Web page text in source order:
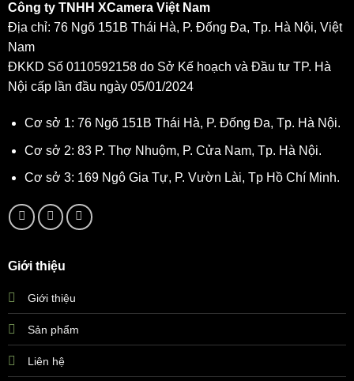
Công ty TNHH XCamera Việt Nam
Địa chỉ: 76 Ngõ 151B Thái Hà, P. Đống Đa, Tp. Hà Nội, Việt
Nam
ĐKKD Số 0110592158 do Sở Kế hoạch và Đầu tư TP. Hà
Nội cấp lần đầu ngày 05/01/2024
Cơ sở 1: 76 Ngõ 151B Thái Hà, P. Đống Đa, Tp. Hà Nội.
Cơ sở 2: 83 P. Thợ Nhuộm, P. Cửa Nam, Tp. Hà Nội.
Cơ sở 3: 169 Ngô Gia Tự, P. Vườn Lài, Tp Hồ Chí Minh.
Giới thiệu
Giới thiệu
Sản phẩm
Liên hệ